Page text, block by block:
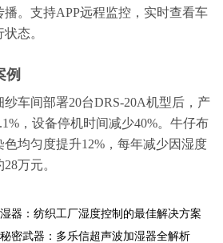
。支持APP远程监控，实时查看车
态。
例
车间部署20台DRS-20A机型后，产
，设备停机时间减少40%。牛仔布
均匀度提升12%，每年减少因湿度
万元。
器：纺织工厂湿度控制的最佳解决方案
密武器：多乐信超声波加湿器全解析